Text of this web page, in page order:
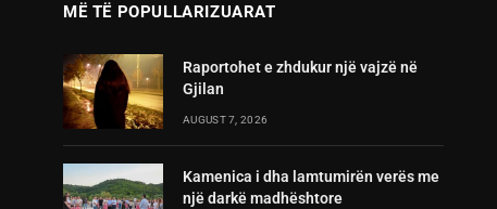
MË TË POPULLARIZUARAT
Raportohet e zhdukur një vajzë në
Gjilan
AUGUST 7, 2026
Kamenica i dha lamtumirën verës me
një darkë madhështore